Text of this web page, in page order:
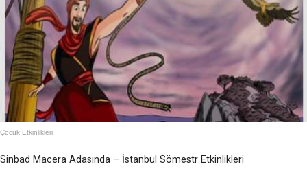
Çocuk Etkinlikleri
Sinbad Macera Adasında – İstanbul Sömestr Etkinlikleri